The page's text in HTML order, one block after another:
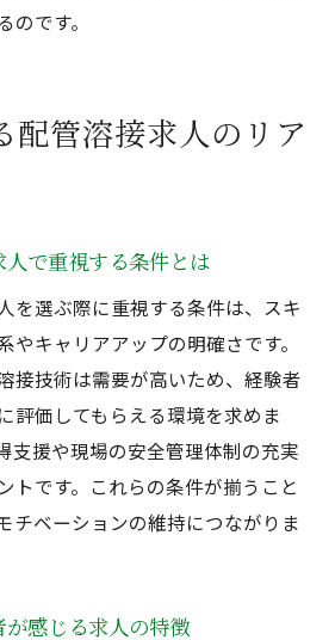
た配管や溶接の募集活用法
配管溶接求人選びのポイント
のです。
配管溶接求人のリア
で重視する条件とは
を選ぶ際に重視する条件は、スキ
やキャリアアップの明確さです。
接技術は需要が高いため、経験者
評価してもらえる環境を求めま
支援や現場の安全管理体制の充実
トです。これらの条件が揃うこと
チベーションの維持につながりま
感じる求人の特徴